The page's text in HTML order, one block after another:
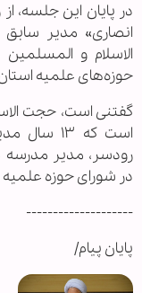
در پایان این جلسه،
انصاری» مدیر
الاسلام و
حوزه‌های علمیه
گفتنی است، حجت
است که ۱۳ سال
رودسر، مدیر
در شورای حوزه
--------------------
پایان پیام/